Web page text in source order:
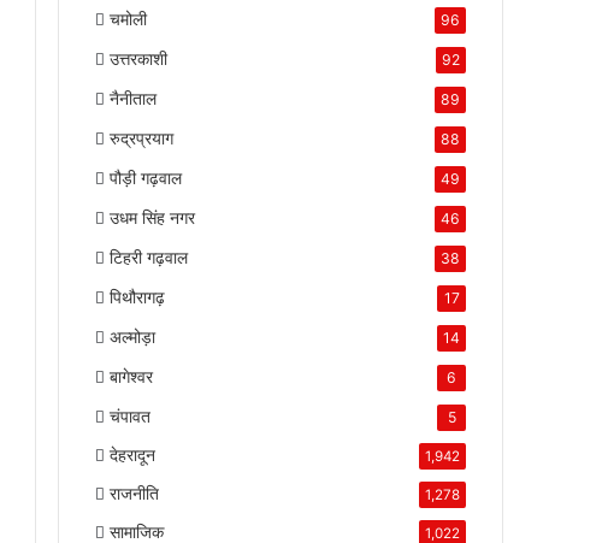
चमोली 96
उत्तरकाशी 92
नैनीताल 89
रुद्रप्रयाग 88
पौड़ी गढ़वाल 49
उधम सिंह नगर 46
टिहरी गढ़वाल 38
पिथौरागढ़ 17
अल्मोड़ा 14
बागेश्वर 6
चंपावत 5
देहरादून 1,942
राजनीति 1,278
सामाजिक 1,022